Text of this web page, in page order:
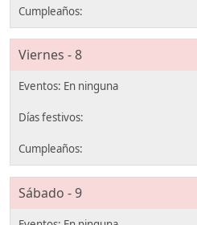
Viernes - 8
Sábado - 9